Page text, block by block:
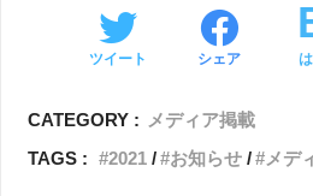
ツイート シェア
CATEGORY : メディア掲載
TAGS :
2021 お知らせ メデ